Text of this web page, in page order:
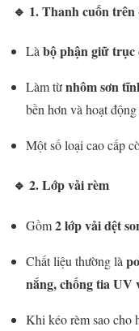
🔹 1. Thanh cuốn
Làbộ phận giữ trục
Làm từnhôm sơn
bền hơn và hoạt
Một số loại cao cấp
🔹 2. Lớp vải rèm
Gồm2 lớp vải dệt
Chất liệu thường là
nắng, chống tia UV
Khi kéo rèm sao cho